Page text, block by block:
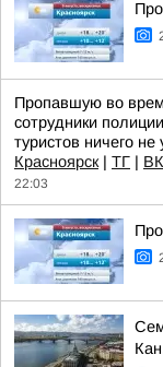
Пропавшую во
сотрудники
туристов ничего не
Красноярск| ТГ | ВК
22:03